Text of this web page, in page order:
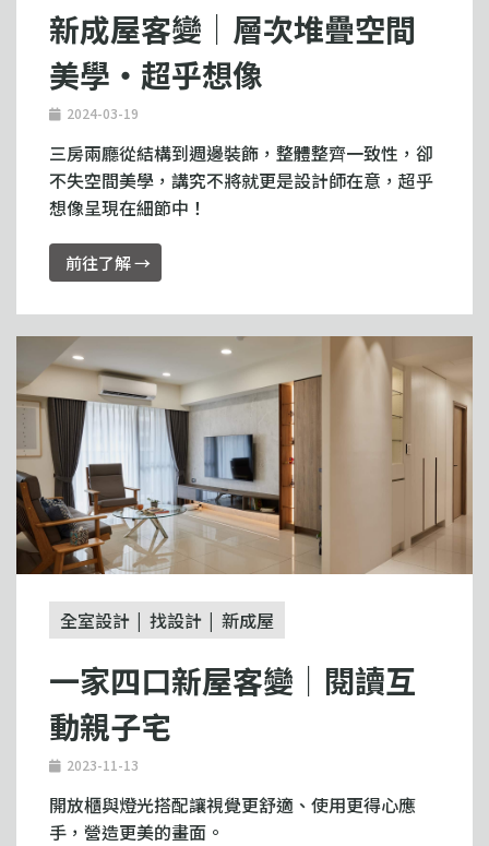
新成屋客變｜層次堆疊空間
美學・超乎想像
2024-03-19
三房兩廳從結構到週邊裝飾，整體整齊一致性，卻
不失空間美學，講究不將就更是設計師在意，超乎
想像呈現在細節中！
前往了解 →
全室設計 找設計 新成屋
一家四口新屋客變｜閱讀互
動親子宅
2023-11-13
開放櫃與燈光搭配讓視覺更舒適、使用更得心應
手，營造更美的畫面。